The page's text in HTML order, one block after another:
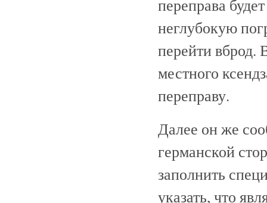
переправа
неглубокую
перейти вброд.
местного
переправу.
Далее он же
германской
заполнить
указать, что